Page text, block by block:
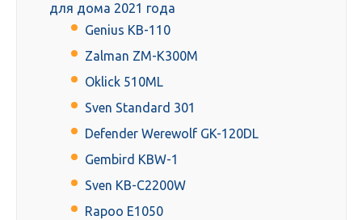
для дома 2021 года
Genius KB-110
Zalman ZM-K300M
Oklick 510ML
Sven Standard 301
Defender Werewolf GK-120DL
Gembird KBW-1
Sven KB-C2200W
Rapoo E1050